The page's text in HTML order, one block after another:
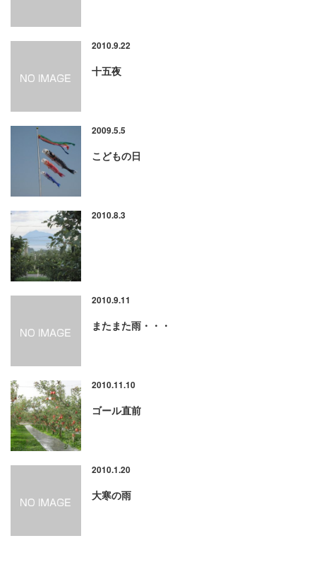
2010.9.22
十五夜
2009.5.5
こどもの日
2010.8.3
2010.9.11
またまた雨・・・
2010.11.10
ゴール直前
2010.1.20
大寒の雨